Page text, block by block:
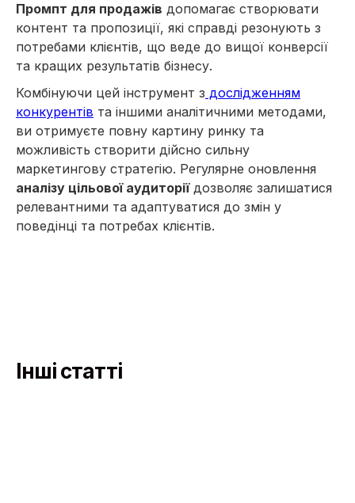
Промпт для продажів допомагає створювати
контент та пропозиції, які справді резонують з
потребами клієнтів, що веде до вищої конверсії
та кращих результатів бізнесу.
Комбінуючи цей інструмент з дослідженням
конкурентів та іншими аналітичними методами,
ви отримуєте повну картину ринку та
можливість створити дійсно сильну
маркетингову стратегію. Регулярне оновлення
аналізу цільової аудиторіїдозволяє залишатися
релевантними та адаптуватися до змін у
поведінці та потребах клієнтів.
Інші статті